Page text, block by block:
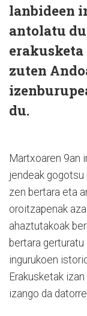
lanbideen
antolatu
zuten
du.
Martxoaren 9an
jendeak gogotsu
zen bertara eta
oroitzapenak
ahaztutakoak
bertara
ingurukoen
Erakusketak
izango da